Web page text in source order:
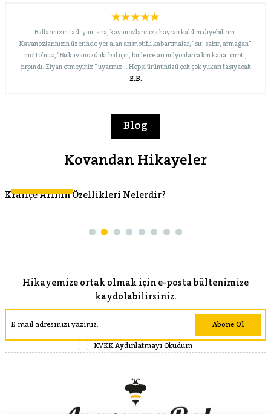
Ballarınızın tadı yanı sıra, kavanozlarınıza hayran kaldım diyebilirim.
Kavanozlarınızın üzerinde yer alan arı motifli kabartmalar, “sır, sabır, armağan”
motto’nuz, “Bu kavanozdaki bal için, binlerce arı milyonlarca km kanat çırptı,
çırpındı. Ziyan etmeyiniz.” uyarınız… Hepsi ürününüzü çok çok yukarı taşıyacak
nitelikte. Bugün merak edip Internet’te biraz araştırınca, “süzme çiçek” dışında
E.B.
Blog
Kovandan Hikayeler
Kraliçe Arının Özellikleri Nelerdir?
Hikayemize ortak olmak için e-posta bültenimize
kaydolabilirsiniz.
KVKK Aydınlatmayı Okudum
Abone Ol